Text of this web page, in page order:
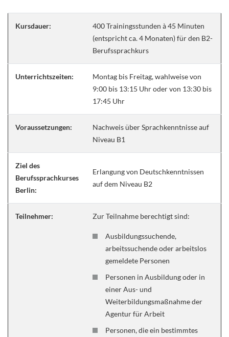
Kursdauer:
400 Trainingsstunden à 45 Minuten
(entspricht ca. 4 Monaten) für den B2-
Berufssprachkurs
Unterrichtszeiten:
Montag bis Freitag, wahlweise von
9:00 bis 13:15 Uhr oder von 13:30 bis
17:45 Uhr
Voraussetzungen:
Nachweis über Sprachkenntnisse auf
Niveau B1
Ziel des
Berufssprachkurses
Berlin:
Erlangung von Deutschkenntnissen
auf dem Niveau B2
Teilnehmer: Zur Teilnahme berechtigt sind:
Ausbildungssuchende,
arbeitssuchende oder arbeitslos
gemeldete Personen
Personen in Ausbildung oder in
einer Aus- und
Weiterbildungsmaßnahme der
Agentur für Arbeit
Personen, die ein bestimmtes